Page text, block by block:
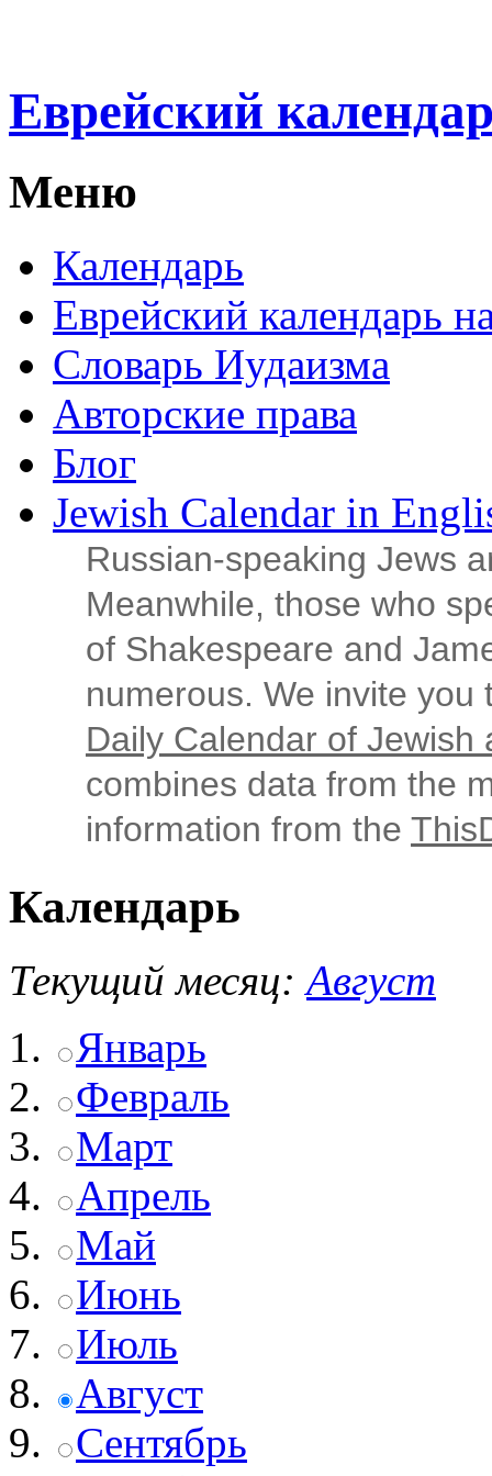
Еврейский
Меню
Календарь
Еврейский календарь
Словарь Иудаизма
Авторские права
Блог
Jewish Calendar in
Russian‑speaking Jews
Meanwhile, those who
of Shakespeare and
numerous. We invite
Daily Calendar of Jewish
combines data from the
information from the
Календарь
Текущий месяц: Август
Январь
Февраль
Март
Апрель
Май
Июнь
Июль
Август
Сентябрь